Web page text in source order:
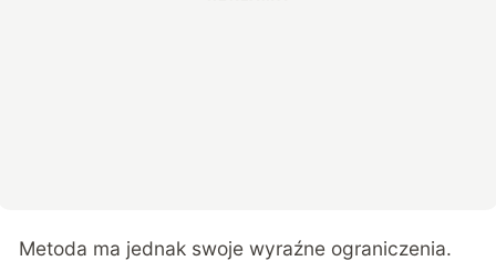
Metoda ma jednak swoje wyraźne ograniczenia.